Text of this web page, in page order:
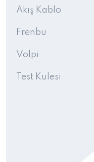
Akış Kablo
Frenbu
Volpi
Test Kulesi